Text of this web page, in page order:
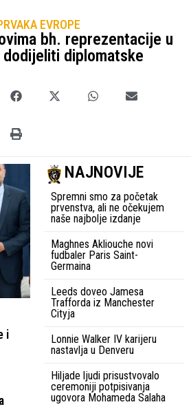
EVROPE
bh. reprezentacije u
diplomatske
i
NAJNOVIJE
Spremni smo za početak
prvenstva, ali ne očekujem
naše najbolje izdanje
Maghnes Akliouche novi
fudbaler Paris Saint-
Germaina
Leeds doveo Jamesa
Trafforda iz Manchester
Cityja
Lonnie Walker IV karijeru
nastavlja u Denveru
Hiljade ljudi prisustvovalo
ceremoniji potpisivanja
ugovora Mohameda Salaha